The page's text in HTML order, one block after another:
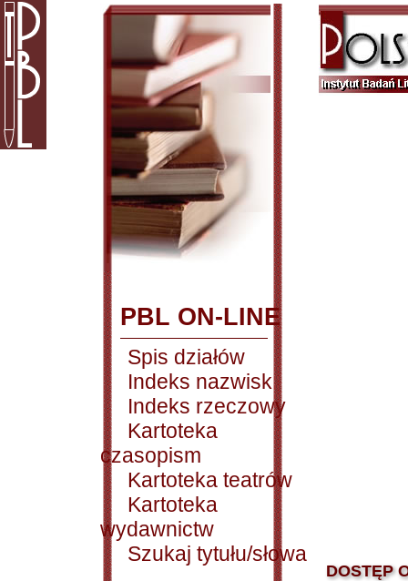
PBL ON-LINE
Spis działów
Indeks nazwisk
Indeks rzeczowy
Kartoteka
czasopism
Kartoteka teatrów
Kartoteka
wydawnictw
Szukaj tytułu/słowa
DOSTĘP